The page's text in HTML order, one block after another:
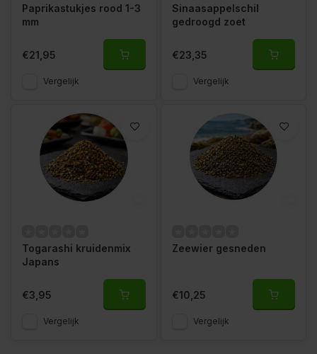
Paprikastukjes rood 1-3
mm
€21,95
Vergelijk
Sinaasappelschil
gedroogd zoet
€23,35
Vergelijk
Togarashi kruidenmix
Japans
€3,95
Vergelijk
Zeewier gesneden
€10,25
Vergelijk